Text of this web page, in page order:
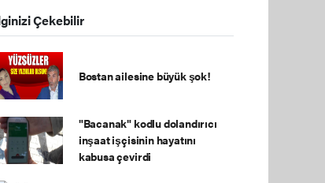
Çekebilir
Bostan ailesine büyük şok!
"Bacanak" kodlu dolandırıcı
inşaat işçisinin hayatını
kabusa çevirdi